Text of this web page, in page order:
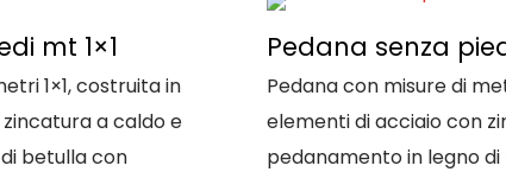
mt 1×1
1×1, costruita in
a caldo e
betulla con
Pedana senza
Pedana con misure di
elementi di acciaio con
pedanamento in legno